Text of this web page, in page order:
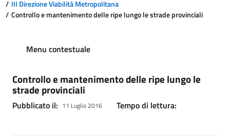
III Direzione Viabilità Metropolitana
Controllo e mantenimento delle ripe lungo le strade provinciali
Menu contestuale
Controllo e mantenimento delle ripe lungo le
strade provinciali
Pubblicato il: 11 Luglio 2016 Tempo di lettura: